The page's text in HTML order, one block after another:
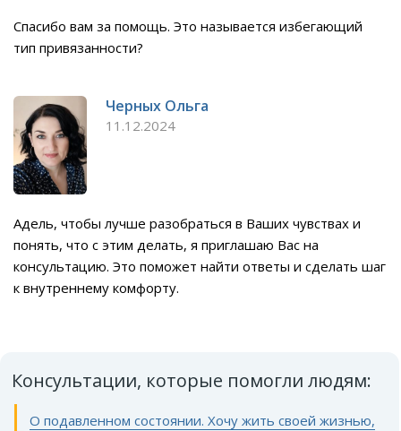
Спасибо вам за помощь. Это называется избегающий
тип привязанности?
Черных Ольга
11.12.2024
Адель, чтобы лучше разобраться в Ваших чувствах и
понять, что с этим делать, я приглашаю Вас на
консультацию. Это поможет найти ответы и сделать шаг
к внутреннему комфорту.
Консультации, которые помогли людям:
О подавленном состоянии. Хочу жить своей жизнью,